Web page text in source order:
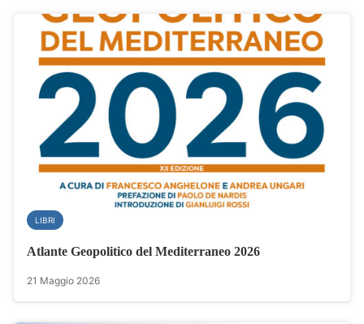
LIBRI
Atlante Geopolitico del Mediterraneo 2026
21 Maggio 2026